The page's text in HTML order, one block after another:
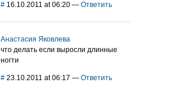
# 16.10.2011 at 06:20 — Ответить
Анастасия Яковлева
что делать если выросли длинные
ногти
# 23.10.2011 at 06:17 — Ответить